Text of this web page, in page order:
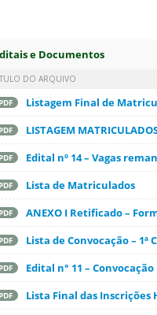
e Documentos
DO ARQUIVO
PDF Listagem Final de
PDF LISTAGEM
PDF Edital nº 14 – Vagas
PDF Lista de Matriculados
PDF ANEXO I Retificado –
PDF Lista de Convocação –
PDF Edital n° 11 –
PDF Lista Final das Inscrições